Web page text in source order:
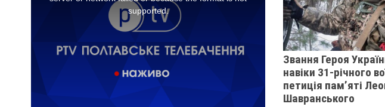
Звання Героя
навіки 31-річного
петиція памʼяті
Шавранського